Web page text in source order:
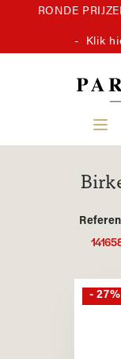
RONDE
- Klik
- 27%